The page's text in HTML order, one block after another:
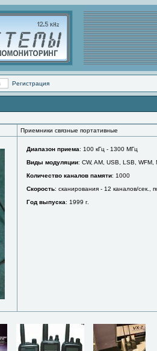
Регистрация
Приемники связные портативные
Диапазон приема: 100 кГц - 1300 МГц
Виды модуляции: CW, AM, USB, LSB, WFM,
Количество каналов памяти: 1000
Скорость: сканирования - 12 каналов/сек.,
Год выпуска: 1999 г.